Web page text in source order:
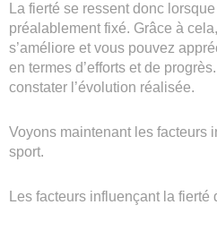
La fierté se ressent donc
préalablement fixé. Grâce à
s’améliore et vous pouvez
en termes d’efforts et de
constater l’évolution réalisée.
Voyons maintenant les facteurs
sport.
Les facteurs influençant la fierté